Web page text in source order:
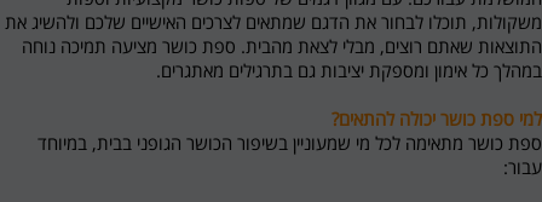
משקולות, תוכלו לבחור את הדגם שמתאים לצרכים האישיים שלכם ולהשיג את
התוצאות שאתם רוצים, מבלי לצאת מהבית. ספת כושר מציעה תמיכה נוחה
במהלך כל אימון ומספקת יציבות גם בתרגילים מאתגרים.
למי ספת כושר יכולה להתאים?
ספת כושר מתאימה לכל מי שמעוניין בשיפור הכושר הגופני בבית, במיוחד
עבור: